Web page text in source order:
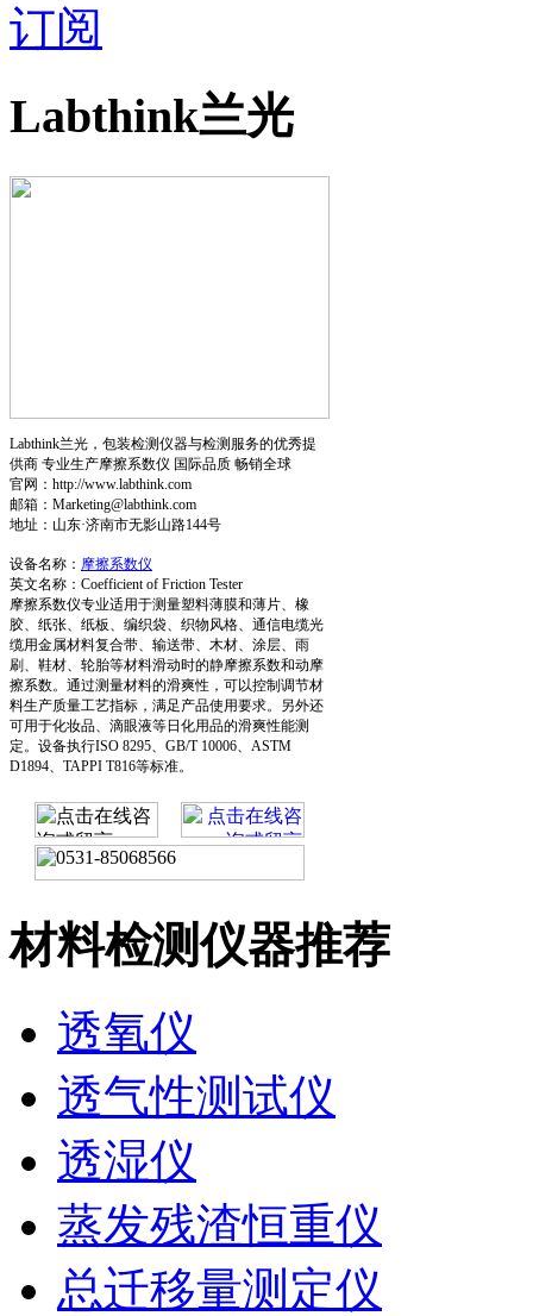
订阅
Labthink兰光
Labthink兰光，包装检测仪器与检测服务的优秀提
供商 专业生产摩擦系数仪 国际品质 畅销全球
官网：http://www.labthink.com
邮箱：Marketing@labthink.com
地址：山东·济南市无影山路144号
设备名称： 摩擦系数仪
英文名称：Coefficient of Friction Tester
摩擦系数仪专业适用于测量塑料薄膜和薄片、橡
胶、纸张、纸板、编织袋、织物风格、通信电缆光
缆用金属材料复合带、输送带、木材、涂层、雨
刷、鞋材、轮胎等材料滑动时的静摩擦系数和动摩
擦系数。通过测量材料的滑爽性，可以控制调节材
料生产质量工艺指标，满足产品使用要求。另外还
可用于化妆品、滴眼液等日化用品的滑爽性能测
定。设备执行ISO 8295、GB/T 10006、ASTM
D1894、TAPPI T816等标准。
材料检测仪器推荐
透氧仪
透气性测试仪
透湿仪
蒸发残渣恒重仪
总迁移量测定仪